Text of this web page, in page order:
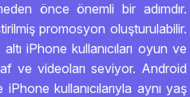
önce önemli bir adımdır.
promosyon oluşturulabilir.
iPhone kullanıcıları oyun ve
ve videoları seviyor. Android
iPhone kullanıcılarıyla aynı yaş